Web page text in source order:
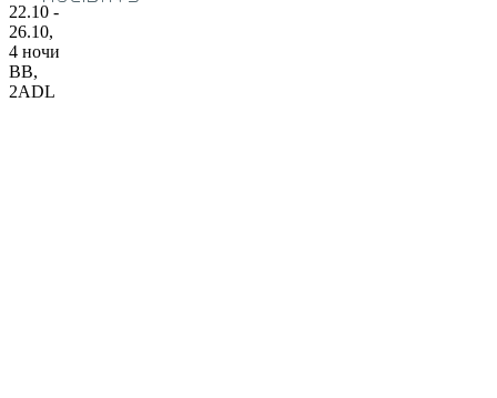
22.10 -
26.10,
4 ночи
BB,
2ADL